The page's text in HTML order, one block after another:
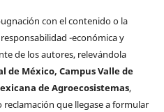
con el contenido o la
-económica y
de los autores, relevándola
de México, Campus Valle de
de Agroecosistemas,
que llegase a formular